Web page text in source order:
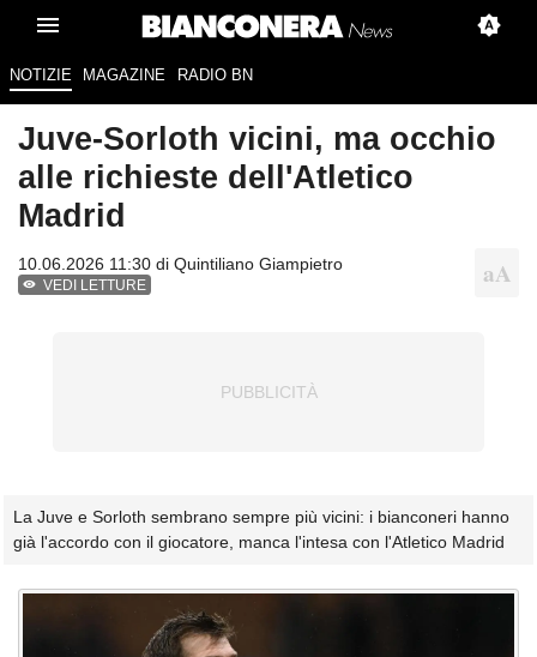
NOTIZIE MAGAZINE RADIO BN
Juve-Sorloth vicini, ma occhio
alle richieste dell'Atletico
Madrid
10.06.2026 11:30 di Quintiliano Giampietro
VEDI LETTURE
La Juve e Sorloth sembrano sempre più vicini: i bianconeri hanno
già l'accordo con il giocatore, manca l'intesa con l'Atletico Madrid